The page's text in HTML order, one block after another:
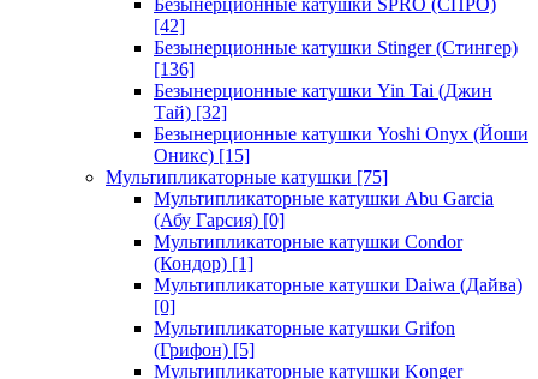
Безынерционные катушки SPRO (СПРО)
[42]
Безынерционные катушки Stinger (Стингер)
[136]
Безынерционные катушки Yin Tai (Джин
Тай) [32]
Безынерционные катушки Yoshi Onyx (Йоши
Оникс) [15]
Мультипликаторные катушки [75]
Мультипликаторные катушки Abu Garcia
(Абу Гарсия) [0]
Мультипликаторные катушки Condor
(Кондор) [1]
Мультипликаторные катушки Daiwa (Дайва)
[0]
Мультипликаторные катушки Grifon
(Грифон) [5]
Мультипликаторные катушки Konger